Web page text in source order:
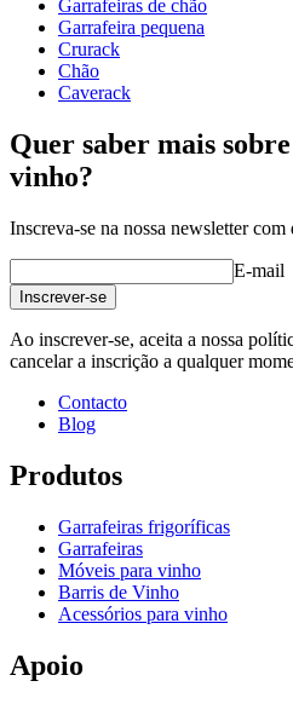
Peso (kg)25
Garrafeiras de chão
Garrafeira pequena
Crurack
Chão
Caverack
Quer saber mais
vinho?
Inscreva-se na nossa newsletter com
E-mail
Inscrever-se
Ao inscrever-se, aceita a nossa
cancelar a inscrição a qualquer
Contacto
Blog
Produtos
Garrafeiras frigoríficas
Garrafeiras
Móveis para vinho
Barris de Vinho
Acessórios para vinho
Apoio